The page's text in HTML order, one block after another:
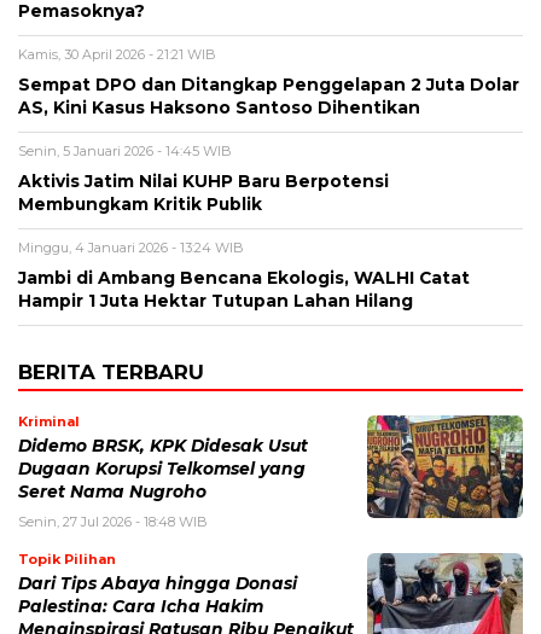
Pemasoknya?
Kamis, 30 April 2026 - 21:21 WIB
Sempat DPO dan Ditangkap Penggelapan 2 Juta Dolar
AS, Kini Kasus Haksono Santoso Dihentikan
Senin, 5 Januari 2026 - 14:45 WIB
Aktivis Jatim Nilai KUHP Baru Berpotensi
Membungkam Kritik Publik
Minggu, 4 Januari 2026 - 13:24 WIB
Jambi di Ambang Bencana Ekologis, WALHI Catat
Hampir 1 Juta Hektar Tutupan Lahan Hilang
BERITA TERBARU
Kriminal
Didemo BRSK, KPK Didesak Usut
Dugaan Korupsi Telkomsel yang
Seret Nama Nugroho
Senin, 27 Jul 2026 - 18:48 WIB
Topik Pilihan
Dari Tips Abaya hingga Donasi
Palestina: Cara Icha Hakim
Menginspirasi Ratusan Ribu Pengikut